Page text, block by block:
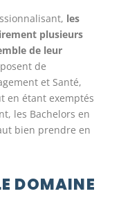
les
plusieurs
de leur
de
et Santé,
en étant exemptés
les Bachelors en
bien prendre en
DOMAINE